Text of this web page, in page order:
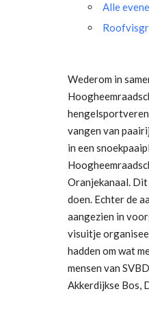
Alle
Wederom in
vangen van
in een
Oranjekanaal.
doen. Echter de
aangezien in
visuitje
hadden om wat
mensen van
Akkerdijkse Bos,